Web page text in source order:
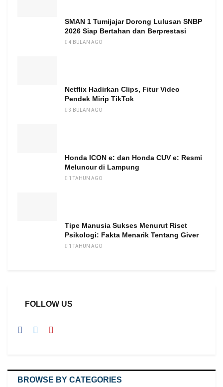
SMAN 1 Tumijajar Dorong Lulusan SNBP
2026 Siap Bertahan dan Berprestasi
4 BULAN AGO
Netflix Hadirkan Clips, Fitur Video
Pendek Mirip TikTok
3 BULAN AGO
Honda ICON e: dan Honda CUV e: Resmi
Meluncur di Lampung
1 TAHUN AGO
Tipe Manusia Sukses Menurut Riset
Psikologi: Fakta Menarik Tentang Giver
1 TAHUN AGO
FOLLOW US
BROWSE BY CATEGORIES